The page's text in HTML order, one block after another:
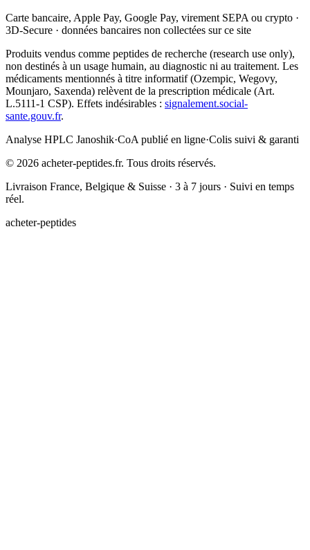
Carte bancaire, Apple Pay, Google Pay, virement SEPA ou crypto ·
3D-Secure · données bancaires non collectées sur ce site
Produits vendus comme peptides de recherche (research use only),
non destinés à un usage humain, au diagnostic ni au traitement. Les
médicaments mentionnés à titre informatif (Ozempic, Wegovy,
Mounjaro, Saxenda) relèvent de la prescription médicale (Art.
L.5111-1 CSP). Effets indésirables : signalement.social-
sante.gouv.fr.
Analyse HPLC Janoshik·CoA publié en ligne·Colis suivi & garanti
© 2026 acheter-peptides.fr. Tous droits réservés.
Livraison France, Belgique & Suisse · 3 à 7 jours · Suivi en temps
réel.
acheter-peptides